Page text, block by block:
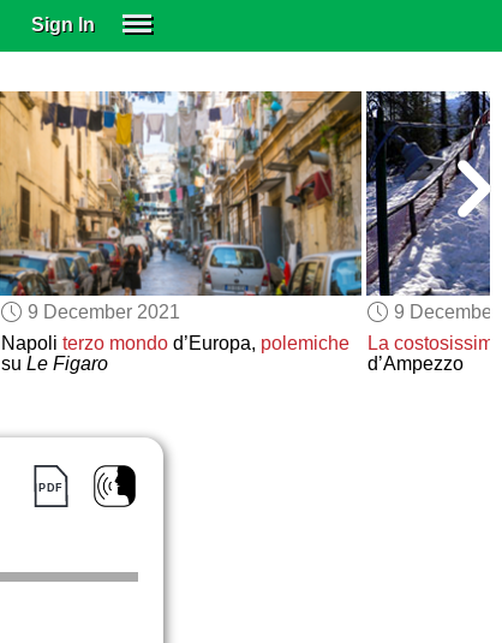
Sign In
SUBSCRIBE
EDUCATIONAL LICENSES
GIFT CARDS
OTHER LANGUAGES
ABOUT US
ALEXA
ADJUST COLORS
9 December 2021
Napoli terzo mondod’Europa, polemiche
su Le Figaro
9
La
d’Ampezzo